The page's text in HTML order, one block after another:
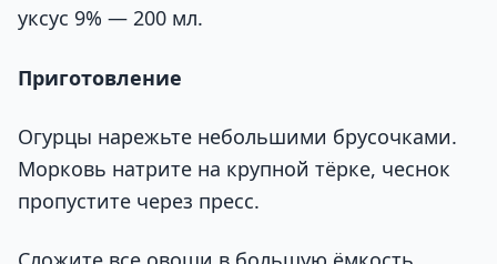
уксус 9% — 200 мл.
Приготовление
Огурцы нарежьте небольшими брусочками.
Морковь натрите на крупной тёрке, чеснок
пропустите через пресс.